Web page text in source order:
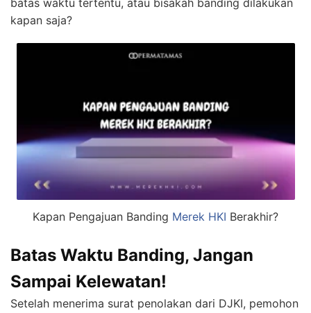
kapan saja?
Kapan Pengajuan Banding Merek HKI Berakhir?
Batas Waktu Banding, Jangan
Sampai Kelewatan!
Setelah menerima surat penolakan dari DJKI, pemohon